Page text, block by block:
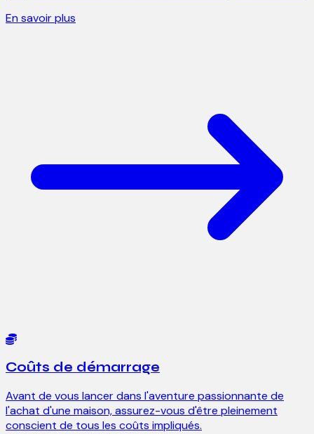
En savoir plus
Coûts de démarrage
Avant de vous lancer dans l'aventure passionnante de
l'achat d'une maison, assurez-vous d'être pleinement
conscient de tous les coûts impliqués.